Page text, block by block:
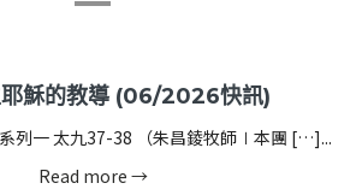
穌的教導 (06/2026快訊)
列一 太九37-38 （朱昌錂牧師∣本團 […]...
Read more →